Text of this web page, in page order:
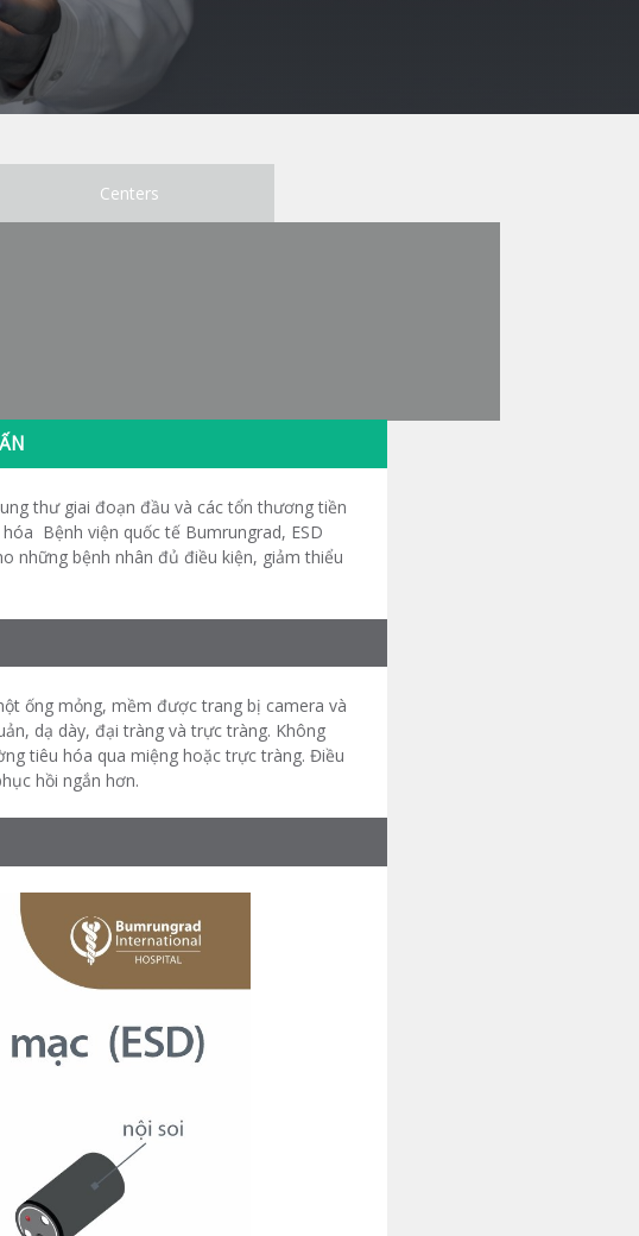
Centers
thư giai đoạn đầu và các tổn thương tiền
Bệnh viện quốc tế Bumrungrad, ESD
những bệnh nhân đủ điều kiện, giảm thiểu
ống mỏng, mềm được trang bị camera và
dạ dày, đại tràng và trực tràng. Không
tiêu hóa qua miệng hoặc trực tràng. Điều
hồi ngắn hơn.